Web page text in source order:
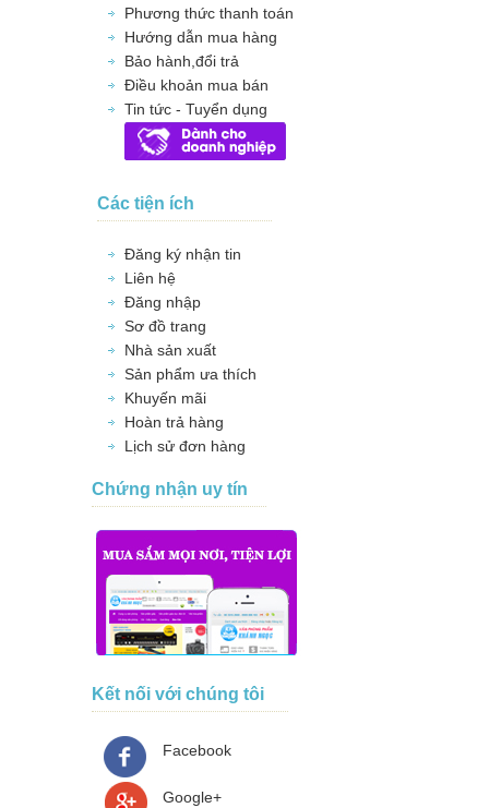
Phương thức thanh toán
Hướng dẫn mua hàng
Bảo hành,đổi trả
Điều khoản mua bán
Tin tức - Tuyển dụng
Các tiện ích
Đăng ký nhận tin
Liên hệ
Đăng nhập
Sơ đồ trang
Nhà sản xuất
Sản phẩm ưa thích
Khuyến mãi
Hoàn trả hàng
Lịch sử đơn hàng
Chứng nhận uy tín
Kết nối với chúng tôi
Facebook
Google+